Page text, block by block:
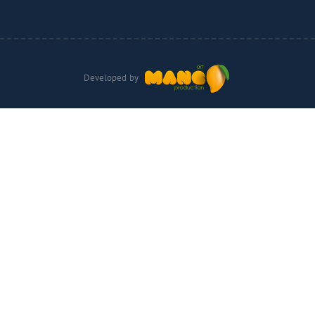
Developed by